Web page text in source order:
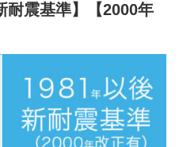
耐震基準】【2000年